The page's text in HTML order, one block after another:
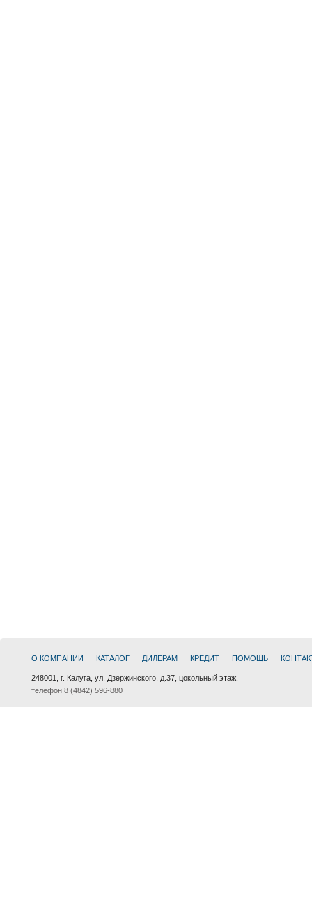
О КОМПАНИИ КАТАЛОГ ДИЛЕРАМ КРЕДИТ ПОМОЩЬ
248001, г. Калуга, ул. Дзержинского, д.37, цокольный этаж.
телефон 8 (4842) 596-880